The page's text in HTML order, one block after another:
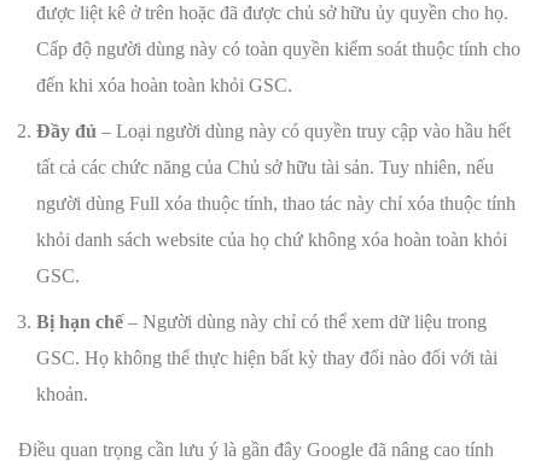
được liệt kê ở trên hoặc đã được chủ sở hữu ủy quyền cho họ.
Cấp độ người dùng này có toàn quyền kiểm soát thuộc tính cho
đến khi xóa hoàn toàn khỏi GSC.
Đầy đủ – Loại người dùng này có quyền truy cập vào hầu hết
tất cả các chức năng của Chủ sở hữu tài sản. Tuy nhiên, nếu
người dùng Full xóa thuộc tính, thao tác này chỉ xóa thuộc tính
khỏi danh sách website của họ chứ không xóa hoàn toàn khỏi
GSC.
Bị hạn chế– Người dùng này chỉ có thể xem dữ liệu trong
GSC. Họ không thể thực hiện bất kỳ thay đổi nào đối với tài
khoản.
Điều quan trọng cần lưu ý là gần đây Google đã nâng cao tính